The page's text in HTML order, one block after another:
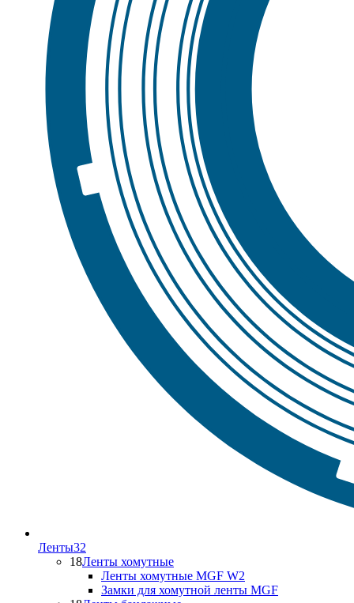
Ленты32
18Ленты хомутные
Ленты хомутные MGF W2
Замки для хомутной ленты MGF